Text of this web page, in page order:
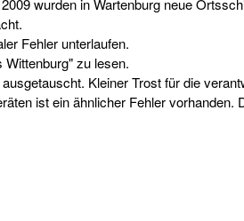
wurden in Wartenburg neue
Fehler unterlaufen.
zu lesen.
Kleiner Trost für die
ist ein ähnlicher Fehler vorhanden.